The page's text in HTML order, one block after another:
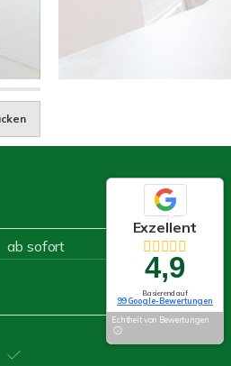
ab sofort
Exzellent
4,9
Basierend auf
99 Google-Bewertungen
Echtheit von Bewertungen